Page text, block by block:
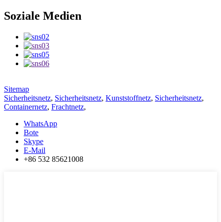
Soziale Medien
Sitemap
Sicherheitsnetz, Sicherheitsnetz, Kunststoffnetz, Sicherheitsnetz,
Containernetz, Frachtnetz,
WhatsApp
Bote
Skype
E-Mail
+86 532 85621008